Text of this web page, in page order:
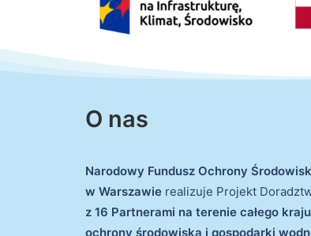
O nas
Narodowy Fundusz Ochrony
w Warszawie realizuje Projekt
z 16 Partnerami na terenie całego
ochrony środowiska i gospodarki